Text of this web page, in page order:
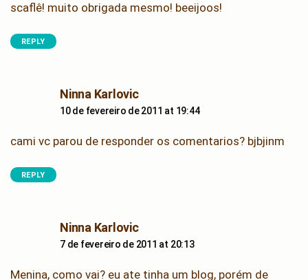
scaflê! muito obrigada mesmo! beeijoos!
REPLY
Ninna Karlovicsays:
10 de fevereiro de 2011 at 19:44
cami vc parou de responder os comentarios? bjbjinm
REPLY
Ninna Karlovicsays:
7 de fevereiro de 2011 at 20:13
Menina, como vai? eu ate tinha um blog, porém de